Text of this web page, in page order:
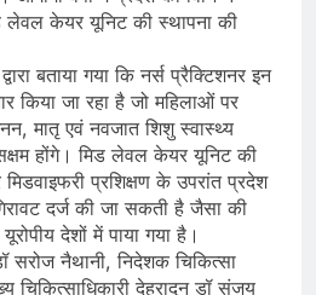
लेवल केयर यूनिट की स्थापना की
बताया गया कि नर्स प्रैक्टिशनर इन
किया जा रहा है जो महिलाओं पर
मातृ एवं नवजात शिशु स्वास्थ्य
होंगे। मिड लेवल केयर यूनिट की
प्रशिक्षण के उपरांत प्रदेश
दर्ज की जा सकती है जैसा की
देशों में पाया गया है।
नैथानी, निदेशक चिकित्सा
चिकित्साधिकारी देहरादून डॉ संजय